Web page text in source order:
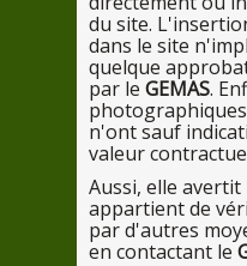
du site.
dans le site
quelque
par le GEMAS.
n'ontsauf
valeur
Aussi, elle avertit
appartientde
pard'autres
en contactant le